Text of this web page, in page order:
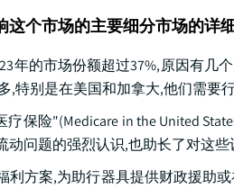
这个市场的主要细分市场的详
年的市场份额超过37%,原因有
,特别是在美国和加拿大,他们需要
保险"(Medicare in the United
问题的强烈认识,也助长了对这些
利方案,为助行器具提供财政援助